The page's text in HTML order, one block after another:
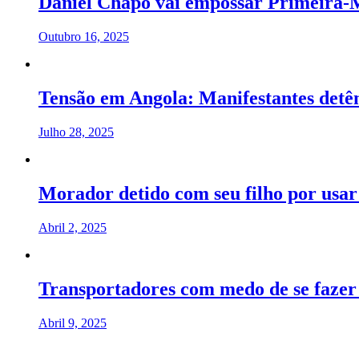
Outubro 16, 2025
Tensão em Angola: Manifestantes
Julho 28, 2025
Morador detido com seu filho por
Abril 2, 2025
Transportadores com medo de se
Abril 9, 2025